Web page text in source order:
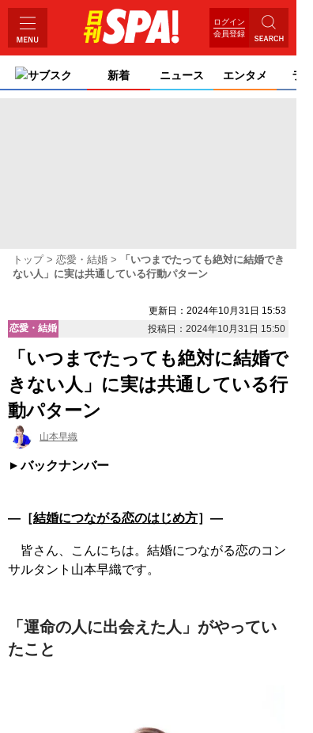
ログイン
会員登録
サブスク 新着 ニュース エンタメ ライ
トップ 恋愛・結婚
「いつまでたっても絶対に結婚でき
ない人」に実は共通している行動パターン
更新日：2024年10月31日 15:53
恋愛・結婚
投稿日：2024年10月31日 15:50
「いつまでたっても絶対に結婚で
きない人」に実は共通している行
動パターン
山本早織
バックナンバー
―［結婚につながる恋のはじめ方］―
皆さん、こんにちは。結婚につながる恋のコン
サルタント山本早織です。
「運命の人に出会えた人」がやってい
たこと